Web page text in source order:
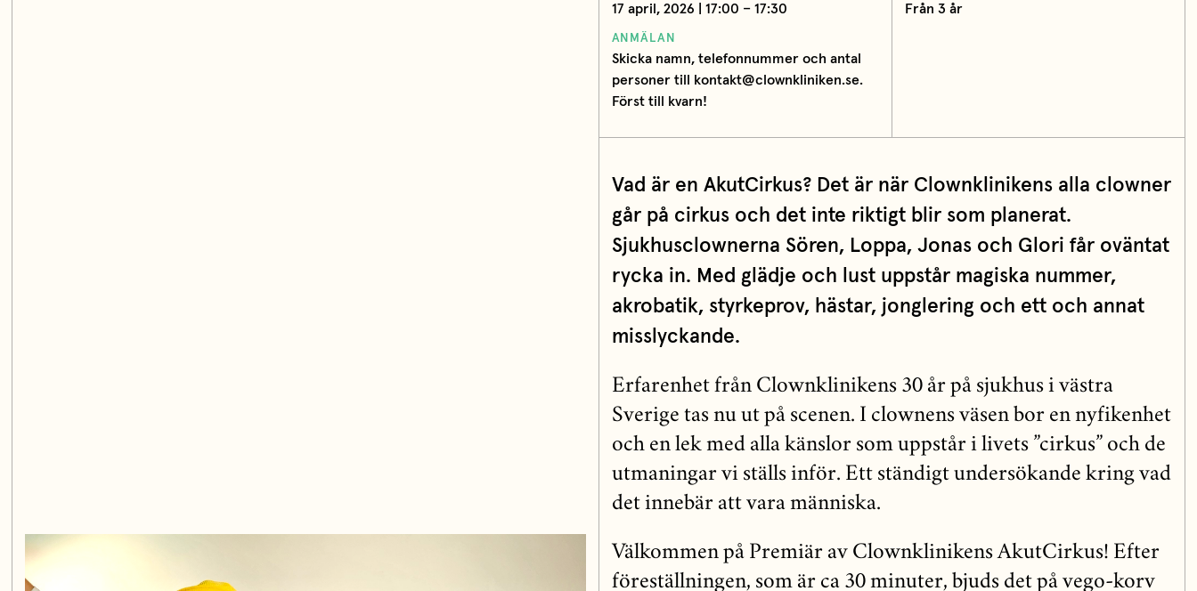
17 april, 2026 | 17:00 – 17:30
ANMÄLAN
Skicka namn, telefonnummer och antal
personer till kontakt@clownkliniken.se.
Först till kvarn!
Från 3 år
Vad är en AkutCirkus? Det är när Clownklinikens alla clowner
går på cirkus och det inte riktigt blir som planerat.
Sjukhusclownerna Sören, Loppa, Jonas och Glori får oväntat
rycka in. Med glädje och lust uppstår magiska nummer,
akrobatik, styrkeprov, hästar, jonglering och ett och annat
misslyckande.
Erfarenhet från Clownklinikens 30 år på sjukhus i västra
Sverige tas nu ut på scenen. I clownens väsen bor en nyfikenhet
och en lek med alla känslor som uppstår i livets ”cirkus” och de
utmaningar vi ställs inför. Ett ständigt undersökande kring vad
det innebär att vara människa.
Välkommen på Premiär av Clownklinikens AkutCirkus! Efter
föreställningen, som är ca 30 minuter, bjuds det på vego-korv